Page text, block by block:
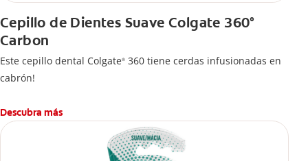
Cepillo de Dientes Suave Colgate 360°
Carbon
Este cepillo dental Colgate® 360 tiene cerdas infusionadas en
cabrón!
Descubra más